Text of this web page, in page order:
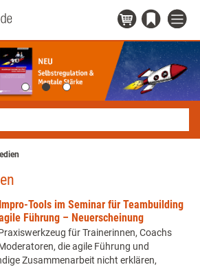
Tools im Seminar für Teambuilding
Führung – Neuerscheinung
für Trainerinnen, Coachs
die agile Führung und
Zusammenarbeit nicht erklären,